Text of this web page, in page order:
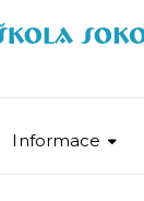
Informace